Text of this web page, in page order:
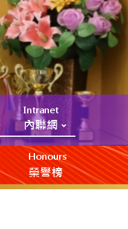
Intranet
內聯網
Honours
榮譽榜